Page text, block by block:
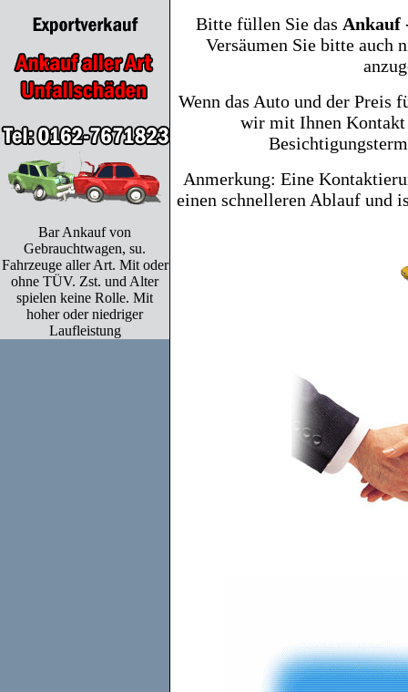
Bar Ankauf von
Gebrauchtwagen, su.
Fahrzeuge aller Art. Mit oder
ohne TÜV. Zst. und Alter
spielen keine Rolle. Mit
hoher oder niedriger
Laufleistung
Bitte füllen Sie das Ankauf
Versäumen Sie bitte auch
Wenn das Auto und der Preis
wir mit Ihnen Kontakt
Anmerkung: Eine
einen schnelleren Ablauf und